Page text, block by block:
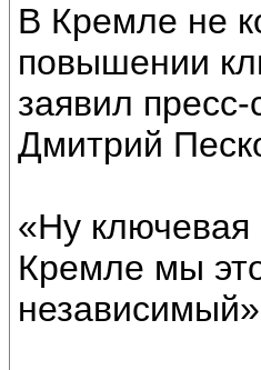
В Кремле не
повышении
заявил
Дмитрий
«Ну ключевая
Кремле мы